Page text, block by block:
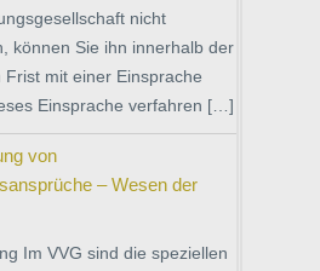
nicht
können Sie ihn innerhalb der
mit einer Einsprache
Einsprache verfahren […]
von
– Wesen der
Im VVG sind die speziellen